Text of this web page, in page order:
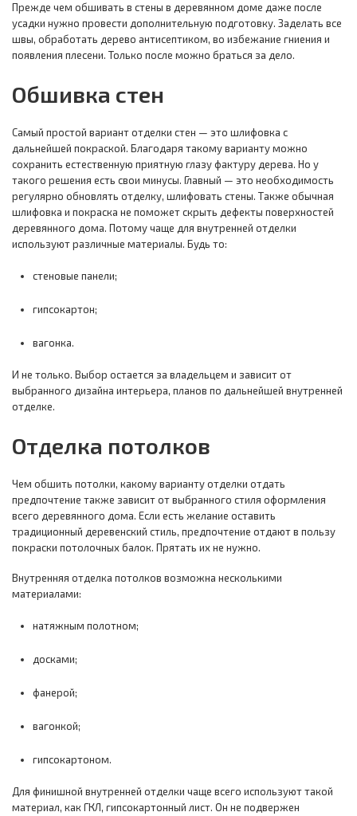
Прежде чем обшивать в стены в деревянном доме даже после
усадки нужно провести дополнительную подготовку. Заделать все
швы, обработать дерево антисептиком, во избежание гниения и
появления плесени. Только после можно браться за дело.
Обшивка стен
Самый простой вариант отделки стен — это шлифовка с
дальнейшей покраской. Благодаря такому варианту можно
сохранить естественную приятную глазу фактуру дерева. Но у
такого решения есть свои минусы. Главный — это необходимость
регулярно обновлять отделку, шлифовать стены. Также обычная
шлифовка и покраска не поможет скрыть дефекты поверхностей
деревянного дома. Потому чаще для внутренней отделки
используют различные материалы. Будь то:
стеновые панели;
гипсокартон;
вагонка.
И не только. Выбор остается за владельцем и зависит от
выбранного дизайна интерьера, планов по дальнейшей внутренней
отделке.
Отделка потолков
Чем обшить потолки, какому варианту отделки отдать
предпочтение также зависит от выбранного стиля оформления
всего деревянного дома. Если есть желание оставить
традиционный деревенский стиль, предпочтение отдают в пользу
покраски потолочных балок. Прятать их не нужно.
Внутренняя отделка потолков возможна несколькими
материалами:
натяжным полотном;
досками;
фанерой;
вагонкой;
гипсокартоном.
Для финишной внутренней отделки чаще всего используют такой
материал, как ГКЛ, гипсокартонный лист. Он не подвержен